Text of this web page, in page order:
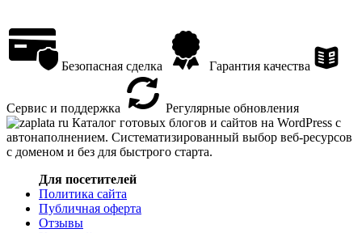
Безопасная сделка Гарантия качества
Сервис и поддержка
Регулярные обновления
Каталог готовых блогов и сайтов на WordPress с
автонаполнением. Систематизированный выбор веб-ресурсов
с доменом и без для быстрого старта.
Для посетителей
Политика сайта
Публичная оферта
Отзывы